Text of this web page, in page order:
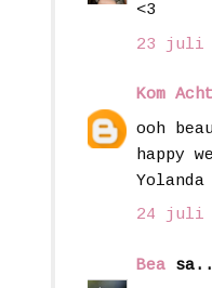
<3
23 juli
Kom
ooh
happy
Yolanda
24 juli
Bea